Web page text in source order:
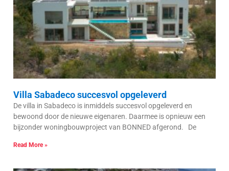
Villa Sabadeco succesvol opgeleverd
De villa in Sabadeco is inmiddels succesvol opgeleverd en
bewoond door de nieuwe eigenaren. Daarmee is opnieuw een
bijzonder woningbouwproject van BONNED afgerond. De
Read More »